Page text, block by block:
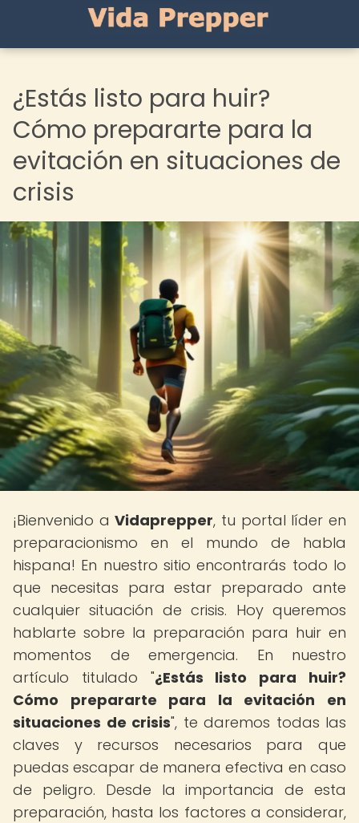
¿Estás listo para huir?
Cómo prepararte para la
evitación en situaciones de
crisis
¡Bienvenido aVidaprepper, tu portal líder en
preparacionismo en el mundo de habla
hispana! En nuestro sitio encontrarás todo lo
que necesitas para estar preparado ante
cualquier situación de crisis. Hoy queremos
hablarte sobre la preparación para huir en
momentos de emergencia. En nuestro
artículo titulado "¿Estás listo para huir?
Cómo prepararte para la evitación en
situaciones de crisis", te daremos todas las
claves y recursos necesarios para que
puedas escapar de manera efectiva en caso
de peligro. Desde la importancia de esta
preparación, hasta los factores a considerar,